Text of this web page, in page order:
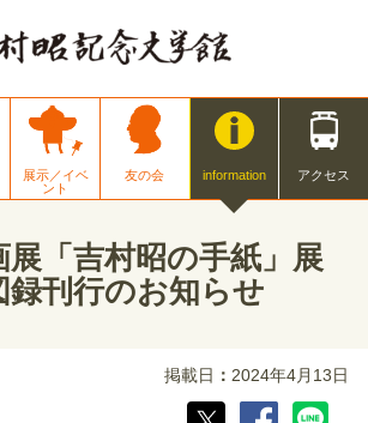
展示／イベ
ント
友の会 information アクセス
展「吉村昭の手紙」展
録刊行のお知らせ
掲載日 2024年4月13日